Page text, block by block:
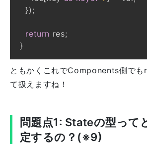
}) ;
return res;
}
ともかくこれでComponents側で
て扱えますね！
問題点1: Stateの型って
定するの？(※9)